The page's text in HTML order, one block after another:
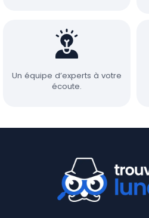
Un équipe d’experts à votre
écoute.